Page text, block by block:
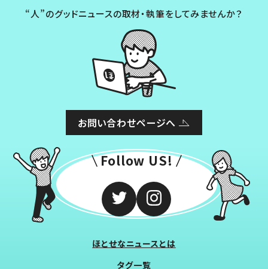
“人”のグッドニュースの取材・執筆をしてみませんか？
お問い合わせページへ
Follow US!
ほとせなニュースとは
タグ一覧